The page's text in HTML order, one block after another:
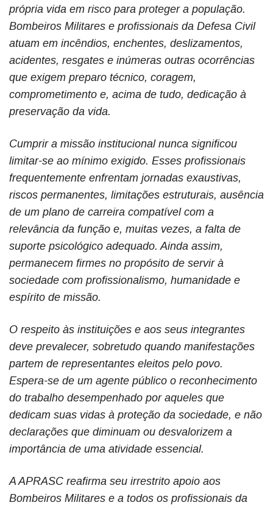
própria vida em risco para proteger a população.
Bombeiros Militares e profissionais da Defesa Civil
atuam em incêndios, enchentes, deslizamentos,
acidentes, resgates e inúmeras outras ocorrências
que exigem preparo técnico, coragem,
comprometimento e, acima de tudo, dedicação à
preservação da vida.
Cumprir a missão institucional nunca significou
limitar-se ao mínimo exigido. Esses profissionais
frequentemente enfrentam jornadas exaustivas,
riscos permanentes, limitações estruturais, ausência
de um plano de carreira compatível com a
relevância da função e, muitas vezes, a falta de
suporte psicológico adequado. Ainda assim,
permanecem firmes no propósito de servir à
sociedade com profissionalismo, humanidade e
espírito de missão.
O respeito às instituições e aos seus integrantes
deve prevalecer, sobretudo quando manifestações
partem de representantes eleitos pelo povo.
Espera-se de um agente público o reconhecimento
do trabalho desempenhado por aqueles que
dedicam suas vidas à proteção da sociedade, e não
declarações que diminuam ou desvalorizem a
importância de uma atividade essencial.
A APRASC reafirma seu irrestrito apoio aos
Bombeiros Militares e a todos os profissionais da